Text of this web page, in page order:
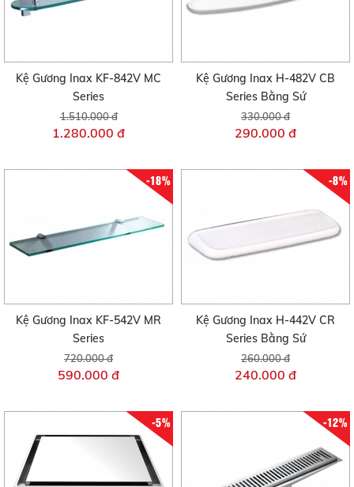
Kệ Gương Inax KF-842V MC
Series
1.510.000 đ
1.280.000 đ
Kệ Gương Inax H-482V CB
Series Bằng Sứ
330.000 đ
290.000 đ
-18%
Kệ Gương Inax KF-542V MR
Series
720.000 đ
590.000 đ
-8%
Kệ Gương Inax H-442V CR
Series Bằng Sứ
260.000 đ
240.000 đ
-5% -12%